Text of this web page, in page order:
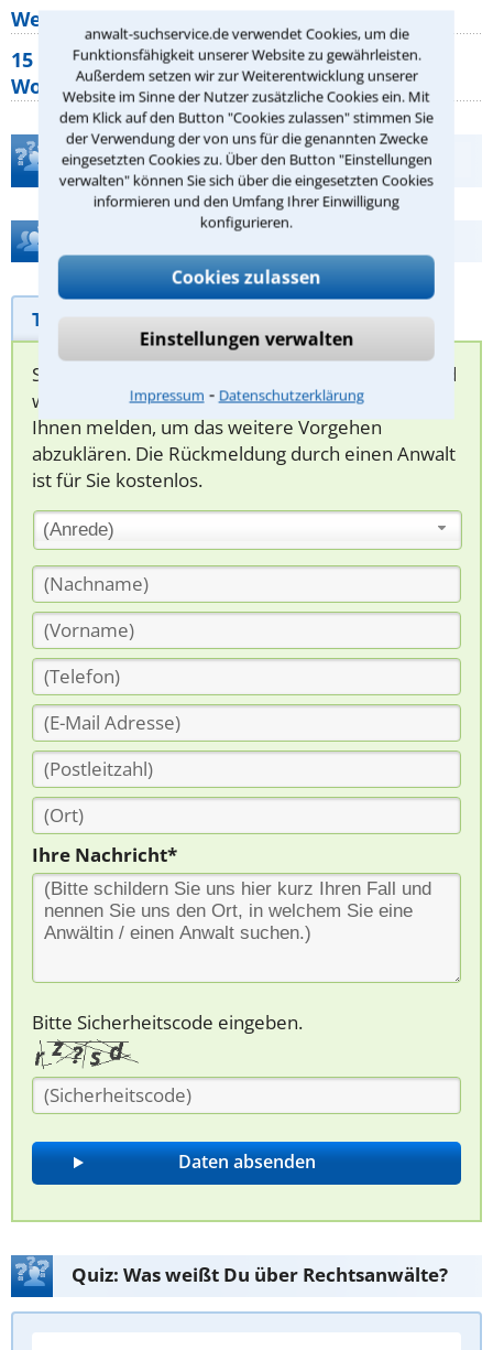
anwalt-suchservice.de verwendet Cookies, um die
Funktionsfähigkeit unserer Website zu gewährleisten.
Außerdem setzen wir zur Weiterentwicklung unserer
Website im Sinne der Nutzer zusätzliche Cookies ein. Mit
dem Klick auf den Button "Cookies zulassen" stimmen Sie
der Verwendung der von uns für die genannten Zwecke
eingesetzten Cookies zu. Über den Button "Einstellungen
verwalten" können Sie sich über die eingesetzten Cookies
informieren und den Umfang Ihrer Einwilligung
konfigurieren.
Cookies zulassen
Einstellungen verwalten
Impressum ⁃ Datenschutzerklärung
Wer muss Zweitwohnungssteuer zahlen?
15 elementare Rechte, die jeder
Wohnungseigentümer kennen sollte
Teste Dein Rechtswissen
Hilfe bei Ihrer Anwaltsuche?
Telefonhilfe Beratungsanfrage
Sie können hier Ihren Fall schildern. Anschließend
werden sich spezialisierte Rechtsanwälte bei
Ihnen melden, um das weitere Vorgehen
abzuklären. Die Rückmeldung durch einen Anwalt
ist für Sie kostenlos.
(Anrede)
Ihre Nachricht*
Bitte Sicherheitscode eingeben.
Quiz: Was weißt Du über Rechtsanwälte?